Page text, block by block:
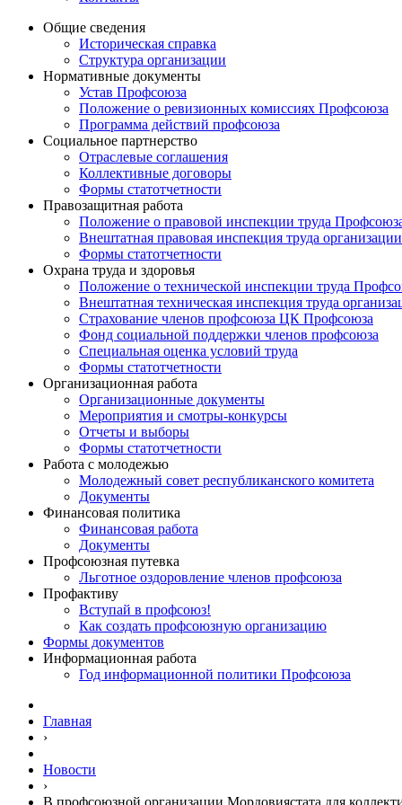
Общие сведения
Историческая справка
Структура организации
Нормативные документы
Устав Профсоюза
Положение о ревизионных комиссиях Профсоюза
Программа действий профсоюза
Социальное партнерство
Отраслевые соглашения
Коллективные договоры
Формы статотчетности
Правозащитная работа
Положение о правовой инспекции труда
Внештатная правовая инспекция труда организации
Формы статотчетности
Охрана труда и здоровья
Положение о технической инспекции труда
Внештатная техническая инспекция труда
Страхование членов профсоюза ЦК Профсоюза
Фонд социальной поддержки членов профсоюза
Специальная оценка условий труда
Формы статотчетности
Организационная работа
Организационные документы
Мероприятия и смотры-конкурсы
Отчеты и выборы
Формы статотчетности
Работа с молодежью
Молодежный совет республиканского комитета
Документы
Финансовая политика
Финансовая работа
Документы
Профсоюзная путевка
Льготное оздоровление членов профсоюза
Профактиву
Вступай в профсоюз!
Как создать профсоюзную организацию
Формы документов
Информационная работа
Год информационной политики Профсоюза
Главная
›
Новости
›
В профсоюзной организации Мордовиястата для